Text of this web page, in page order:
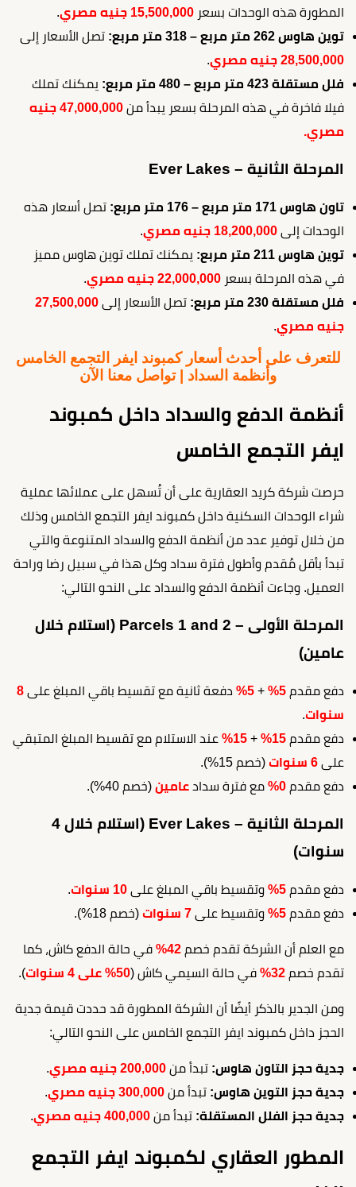
المطورة هذه الوحدات بسعر 15,500,000 جنيه مصري
.
توين هاوس 262 متر مربع – 318 متر مربع:
تصل الأسعار إلى
28,500,000 جنيه مصري
.
فلل مستقلة 423 متر مربع – 480 متر مربع:
يمكنك تملك
فيلا فاخرة في هذه المرحلة بسعر يبدأ من
47,000,000 جنيه
مصري.
المرحلة الثانية – Ever Lakes
تاون هاوس 171 متر مربع – 176 متر مربع:
تصل أسعار هذه
الوحدات إلى 18,200,000 جنيه مصري
.
توين هاوس 211 متر مربع:
يمكنك تملك توين هاوس مميز
في هذه المرحلة بسعر 22,000,000 جنيه مصري
.
فلل مستقلة 230 متر مربع:
تصل الأسعار إلى 27,500,000
جنيه مصري.
للتعرف على أحدث أسعار كمبوند ايفر التجمع الخامس
وأنظمة السداد | تواصل معنا الآن
أنظمة الدفع والسداد داخل كمبوند
ايفر التجمع الخامس
حرصت شركة كريد العقارية على أن تُسهل على عملائها عملية
شراء الوحدات السكنية داخل كمبوند ايفر التجمع الخامس وذلك
من خلال توفير عدد من أنظمة الدفع والسداد المتنوعة والتي
تبدأ بأقل مُقدم وأطول فترة سداد وكل هذا في سبيل رضا وراحة
العميل. وجاءت أنظمة الدفع والسداد على النحو التالي:
المرحلة الأولى – Parcels 1 and 2 (استلام خلال
عامين)
دفع مقدم 5%
+
5% دفعة ثانية مع تقسيط باقي المبلغ على 8
سنوات.
دفع مقدم 15%
+
15%
عند الاستلام مع تقسيط المبلغ المتبقي
على 6 سنوات
(خصم 15%).
دفع مقدم 0% مع فترة سداد عامين (خصم 40%).
المرحلة الثانية – Ever Lakes (استلام خلال 4
سنوات)
دفع مقدم 5% وتقسيط باقي المبلغ على 10 سنوات
.
دفع مقدم 5% وتقسيط على 7 سنوات (خصم 18%).
مع العلم أن الشركة تقدم خصم 42%
في حالة الدفع كاش، كما
تقدم خصم 32% في حالة السيمي كاش (50% على 4 سنوات ).
ومن الجدير بالذكر أيضًا أن الشركة المطورة قد حددت قيمة جدية
الحجز داخل كمبوند ايفر التجمع الخامس على النحو التالي:
جدية حجز التاون هاوس: تبدأ من 200,000 جنيه مصري
.
جدية حجز التوين هاوس: تبدأ من
.
جدية حجز الفلل المستقلة: تبدأ من 400,000 جنيه مصري .
المطور العقاري لكمبوند ايفر التجمع